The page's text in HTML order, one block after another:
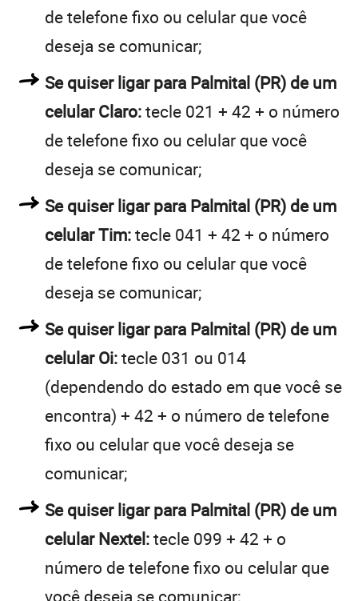
de telefone fixo ou celular que você
deseja se comunicar;
Se quiser ligar para Palmital (PR) de um
celular Claro:tecle 021 + 42 + o número
de telefone fixo ou celular que você
deseja se comunicar;
Se quiser ligar para Palmital (PR) de um
celular Tim:tecle 041 + 42 + o número
de telefone fixo ou celular que você
deseja se comunicar;
Se quiser ligar para Palmital (PR) de um
celular Oi:tecle 031 ou 014
(dependendo do estado em que você se
encontra) + 42 + o número de telefone
fixo ou celular que você deseja se
comunicar;
Se quiser ligar para Palmital (PR) de um
celular Nextel:tecle 099 + 42 + o
número de telefone fixo ou celular que
você deseja se comunicar;